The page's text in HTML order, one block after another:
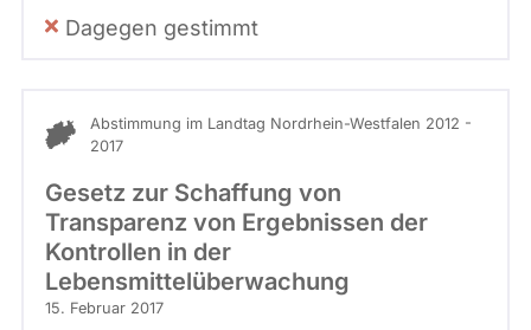
Dagegen gestimmt
Abstimmung im Landtag Nordrhein-Westfalen 2012 -
2017
Gesetz zur Schaffung von
Transparenz von Ergebnissen der
Kontrollen in der
Lebensmittelüberwachung
15. Februar 2017